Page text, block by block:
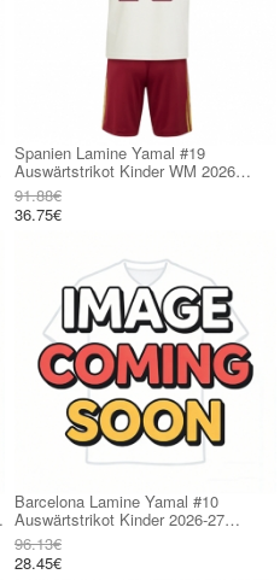
Spanien Lamine Yamal #19
Auswärtstrikot Kinder WM 2026
Kurzarm (+ kurze hosen)
91.88€
36.75€
Barcelona Lamine Yamal #10
Auswärtstrikot Kinder 2026-27
Kurzarm (+ kurze hosen)
96.13€
28.45€